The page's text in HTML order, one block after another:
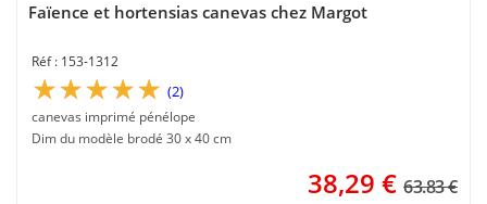
Faïence et hortensias canevas chez Margot
153-1312
(2)
canevas imprimé pénélope
Dim du modèle brodé 30 x 40 cm
38,29 € 63.83 €